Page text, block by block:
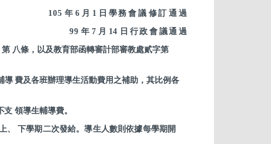
105 年 6 月 1 日學務會 議 修訂通 過
99 年 7 月 14 日行政會議通 過
第 八條，以及教育部函轉審計部審教處貳字第
導費及各班辦理導生活動費用之補助，其比例各
支 領導生輔導費。
、 下學期二次發給。導生人數則依據每學期開